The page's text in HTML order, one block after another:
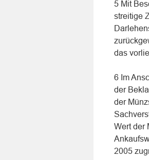
5 Mit
streitige
das
6 Im
der
der
Wert der
2005